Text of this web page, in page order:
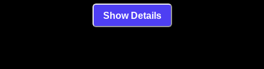
Show Details